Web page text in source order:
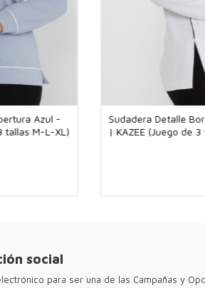
que las sudaderas sean adecuadas para
y que impresionen por su elegancia las
actual e indispensable.
de 54 % poliéster, 40 % rayón y 6 %
mezcla de 54% poliéster, 40% rayón y 6%
prefiere con frecuencia en la ropa
este tejido resulta atractivo para
poliéster, la textura ligera y suave del
combinan para brindar una apariencia cómoda
Official.
Azul -
tallas M-L-XL)
Sudadera Detalle
| KAZEE (Juego de
social
para ser una de las Campañas y